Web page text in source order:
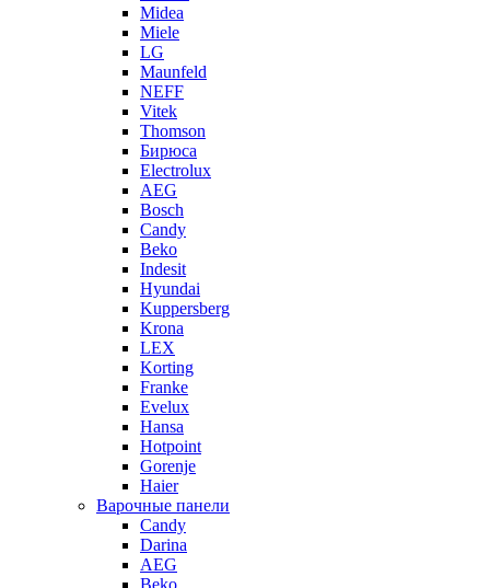
Midea
Miele
LG
Maunfeld
NEFF
Vitek
Thomson
Бирюса
Electrolux
AEG
Bosch
Candy
Beko
Indesit
Hyundai
Kuppersberg
Krona
LEX
Korting
Franke
Evelux
Hansa
Hotpoint
Gorenje
Haier
Варочные панели
Candy
Darina
AEG